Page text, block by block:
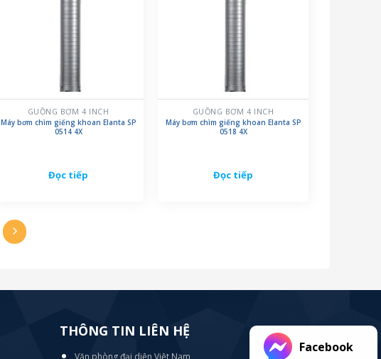
GUỒNG BƠM 4 INCH
Máy bơm chìm giếng khoan Elanta SP
0514 4X
Đọc tiếp
GUỒNG BƠM 4 INCH
Máy bơm chìm giếng khoan Elanta SP
0518 4X
Đọc tiếp
THÔNG TIN LIÊN HỆ
Văn phòng đại diện Việt Nam
Facebook